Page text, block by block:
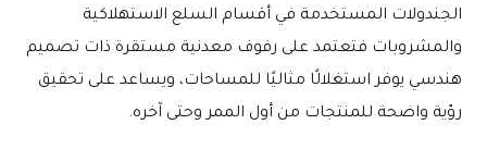
رؤية واضحة للمنتجات من أول الممر وحتى آخره.